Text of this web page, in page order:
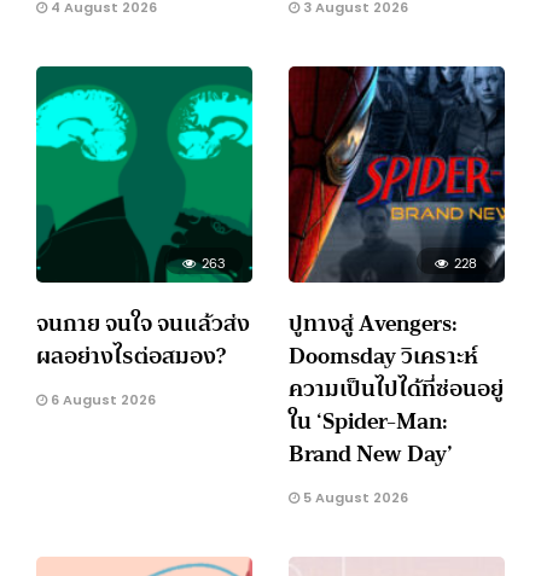
4 August 2026 3 August 2026
263
จนกาย จนใจ จนแล้วส่ง
ผลอย่างไรต่อสมอง?
6 August 2026
228
ปูทางสู่ Avengers:
Doomsday วิเคราะห์
ความเป็นไปได้ที่ซ่อนอยู่
ใน ‘Spider-Man:
Brand New Day’
5 August 2026